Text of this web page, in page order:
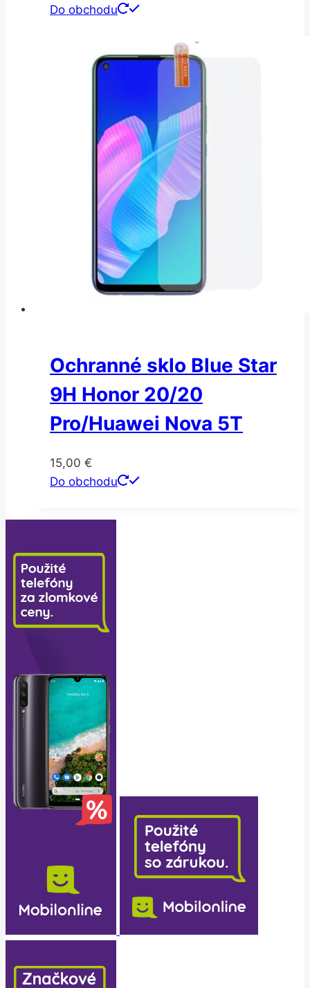
Do obchodu
Ochranné sklo Blue Star
9H Honor 20/20
Pro/Huawei Nova 5T
15,00 €
Do obchodu